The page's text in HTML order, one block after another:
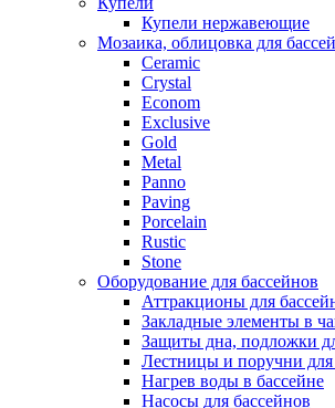
Купели нержавеющие
Мозаика, облицовка для
Ceramic
Crystal
Econom
Exclusive
Gold
Metal
Panno
Paving
Porcelain
Rustic
Stone
Оборудование для бассейнов
Аттракционы для
Закладные элементы в
Защиты дна, подложки
Лестницы и поручни для
Нагрев воды в бассейне
Насосы для бассейнов